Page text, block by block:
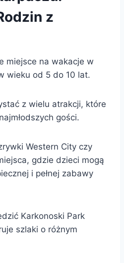
z
miejsce na wakacje w
wieku od 5 do 10 lat.
z wielu atrakcji, które
gości.
Western City czy
gdzie dzieci mogą
i pełnej zabawy
Karkonoski Park
szlaki o różnym